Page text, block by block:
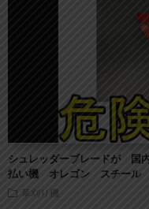
シュレッダーブレードが 国
払い機 オレゴン スチール
草刈り機